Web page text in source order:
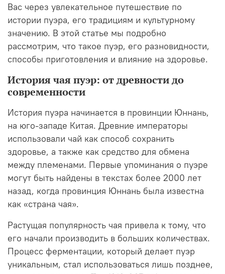
Вас через увлекательное путешествие по
истории пуэра, его традициям и культурному
значению. В этой статье мы подробно
рассмотрим, что такое пуэр, его разновидности,
способы приготовления и влияние на здоровье.
История чая пуэр: от древности до
современности
История пуэра начинается в провинции Юннань,
на юго-западе Китая. Древние императоры
использовали чай как способ сохранить
здоровье, а также как средство для обмена
между племенами. Первые упоминания о пуэре
могут быть найдены в текстах более 2000 лет
назад, когда провинция Юннань была известна
как «страна чая».
Растущая популярность чая привела к тому, что
его начали производить в больших количествах.
Процесс ферментации, который делает пуэр
уникальным, стал использоваться лишь позднее,